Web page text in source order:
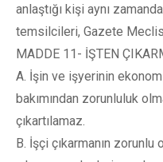
anlaştığı kişi aynı
temsilcileri, Gazete
MADDE 11- İŞTEN
A. İşin ve işyerinin
bakımından zorunluluk
çıkartılamaz.
B. İşçi çıkarmanın